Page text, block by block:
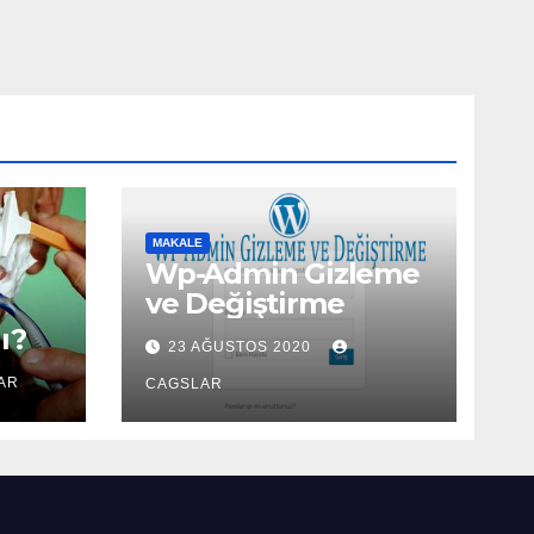
MAKALE
Wp-Admin Gizleme
ve Değiştirme
23 AĞUSTOS 2020
CAGSLAR